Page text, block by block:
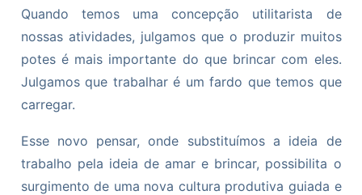
Quando temos uma concepção utilitarista de
nossas atividades, julgamos que o produzir muitos
potes é mais importante do que brincar com eles.
Julgamos que trabalhar é um fardo que temos que
carregar.
Esse novo pensar, onde substituímos a ideia de
trabalho pela ideia de amar e brincar, possibilita o
surgimento de uma nova cultura produtiva guiada e